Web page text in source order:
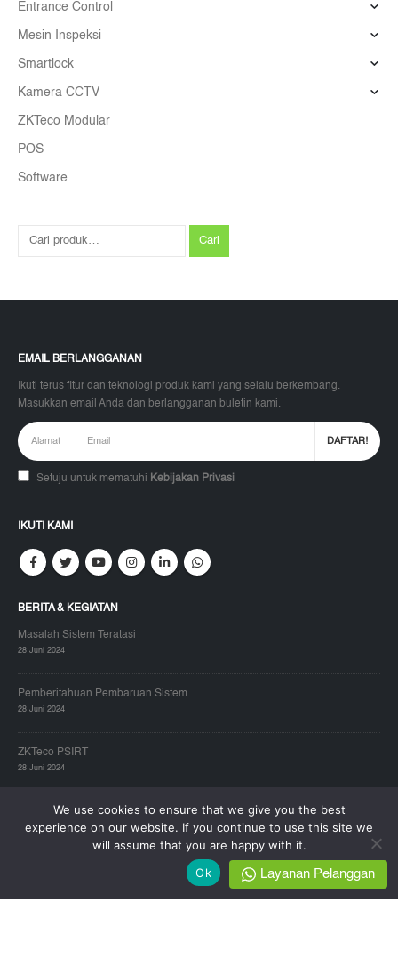
Entrance Control
Mesin Inspeksi
Smartlock
Kamera CCTV
ZKTeco Modular
POS
Software
Cari
EMAIL BERLANGGANAN
Ikuti terus fitur dan teknologi produk kami yang selalu berkembang.
Masukkan email Anda dan berlangganan buletin kami.
Setuju untuk mematuhi Kebijakan Privasi
IKUTI KAMI
BERITA & KEGIATAN
Masalah Sistem Teratasi
28 Juni 2024
Pemberitahuan Pembaruan Sistem
28 Juni 2024
ZKTeco PSIRT
28 Juni 2024
ZKTECO JAKARTA – HEAD OFFICE:
Gold Coast Office Tower A Lt.19E, Pantai Indah Kapuk, Jakarta
Telp: (021) 2921-8949
Layanan Pelanggan
We use cookies to ensure that we give you the best
experience on our website. If you continue to use this site we
will assume that you are happy with it.
Ok